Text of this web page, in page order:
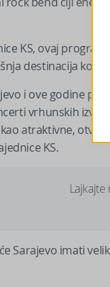
KS, ovaj
destinacija koja
i ove godine
vrhunskih
atraktivne,
KS.
Lajkajte
Sarajevo imati